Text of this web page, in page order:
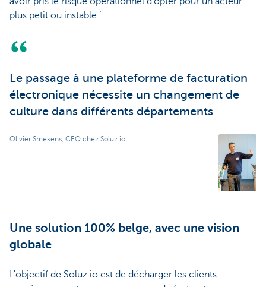
plus petit ou instable.’
Le passage à une plateforme de facturation
électronique nécessite un changement de
culture dans différents départements
Olivier Smekens, CEO chez Soluz.io
Une solution 100% belge, avec une vision
globale
L'objectif de Soluz.io est de décharger les clients